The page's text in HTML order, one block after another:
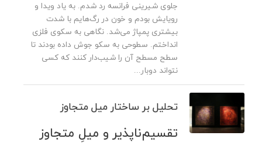
جلوی شیرینی فرانسه رد شدم. به یاد ویدا و‌
رویایش بودم و خون در رگ‌هایم با شدت
بیشتری پمپاژ می‌شد. نگاهی به سکوی فلزی
انداختم. سطوحی به سکو‌ جوش داده بودند تا
سطح مسطح آن را شیب‌‌دار کنند که کسی
نتواند دوبار...
تحلیل بر ساختار میل متجاوز
تقسیم‌ناپذیر و میلِ متجاوز